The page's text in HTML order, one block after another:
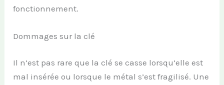
fonctionnement.
Dommages sur la clé
Il n’est pas rare que la clé se casse lorsqu’elle est
mal insérée ou lorsque le métal s’est fragilisé. Une